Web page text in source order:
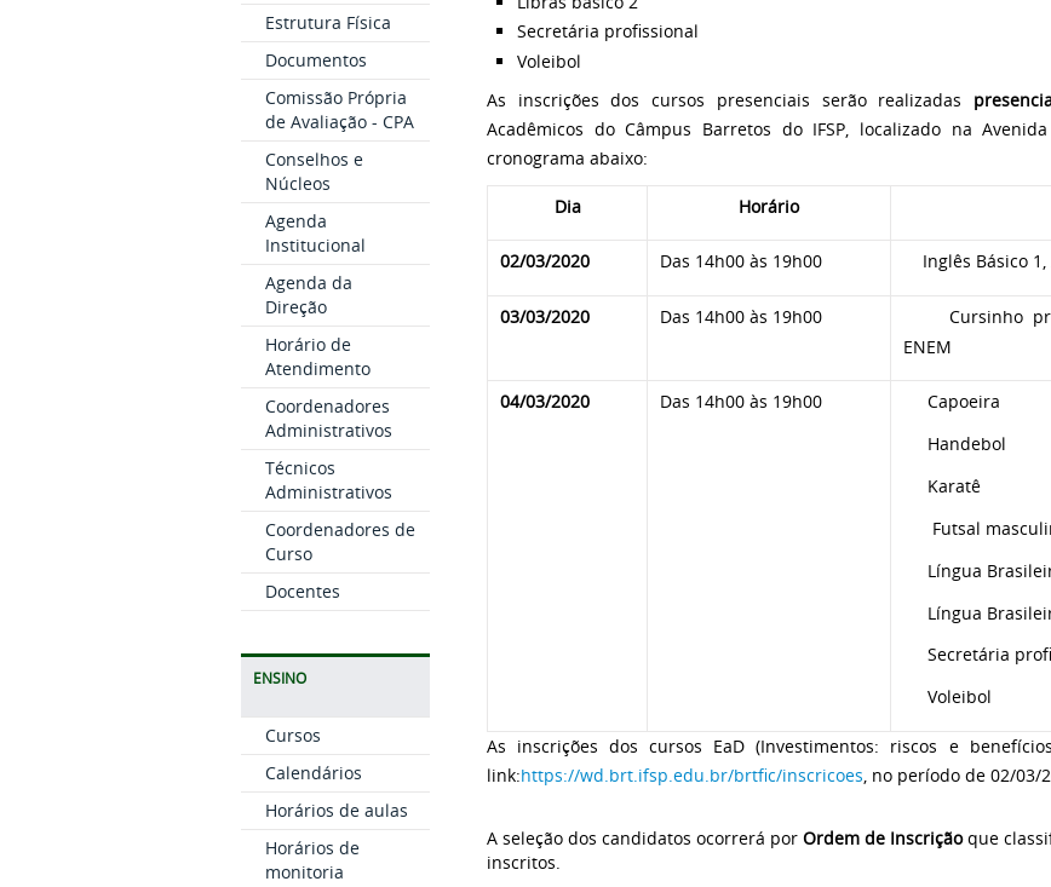
Estrutura Física
Documentos
Comissão Própria
de Avaliação - CPA
Conselhos e
Núcleos
Agenda
Institucional
Agenda da
Direção
Horário de
Atendimento
Coordenadores
Administrativos
Técnicos
Administrativos
Coordenadores de
Curso
Docentes
ENSINO
Cursos
Calendários
Horários de aulas
Horários de
monitoria
Secretária profissional
Voleibol
As inscrições dos cursos presenciais serão realizadas
Acadêmicos do Câmpus Barretos do IFSP, localizado na
cronograma abaixo:
Dia Horário
02/03/2020 Das 14h00 às 19h00 Inglês Básico 1,
03/03/2020 Das 14h00 às 19h00
Cursinho
ENEM
04/03/2020 Das 14h00 às 19h00
Capoeira
Handebol
Karatê
Futsal
Língua
Língua
Secretária
Voleibol
As inscrições dos cursos EaD (Investimentos: riscos e
link:https://wd.brt.ifsp.edu.br/brtfic/inscricoes , no período de 02/03/
A seleção dos candidatos ocorrerá por Ordem de Inscriçãoque
inscritos.